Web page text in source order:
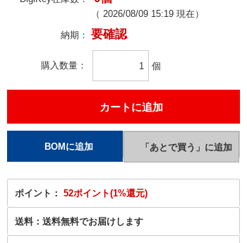
（ 2026/08/09 15:19 現在）
納期： 要確認
購入数量 個
ポイント： 52ポイント(1%還元)
送料： 送料無料でお届けします